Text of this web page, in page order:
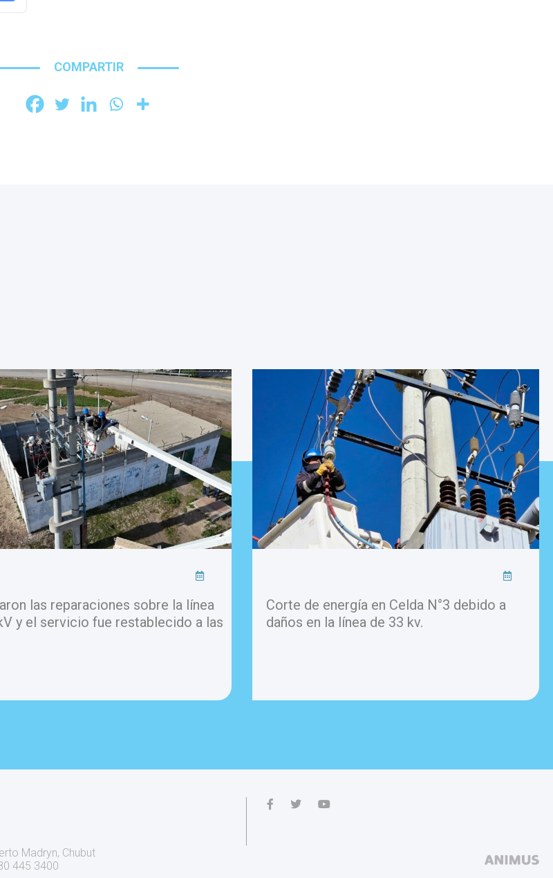
COMPARTIR
las reparaciones sobre la línea
y el servicio fue restablecido a las
Corte de energía en Celda N°3 debido a
daños en la línea de 33 kv.
Madryn, Chubut
445 3400